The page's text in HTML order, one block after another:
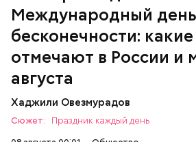
Международный день
бесконечности:
отмечают в России и
августа
Хаджили Овезмурадов
Сюжет:
Праздник каждый день
Международный день
День малины со сливками